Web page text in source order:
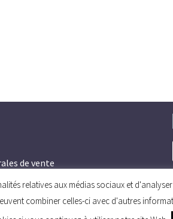
de vente
relatives aux médias sociaux et
combiner celles-ci avec d'autres